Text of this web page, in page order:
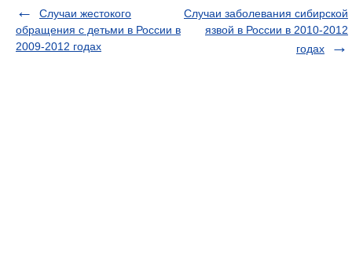
Случаи жестокого
обращения с детьми в России в
2009-2012 годах
Случаи заболевания сибирской
язвой в России в 2010-2012
годах